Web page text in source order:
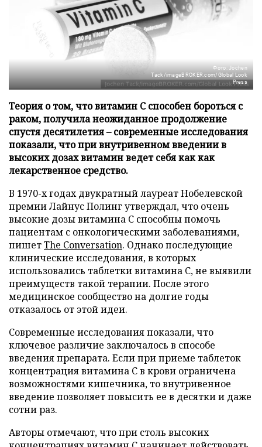
Фото: Jochen
Tack/imageBROKER.com/Global Look
Press
Теория о том, что витамин C способен бороться с
раком, получила неожиданное продолжение
спустя десятилетия – современные исследования
показали, что при внутривенном введении в
высоких дозах витамин ведет себя как как
лекарственное средство.
В 1970-х годах двукратный лауреат Нобелевской
премии Лайнус Полинг утверждал, что очень
высокие дозы витамина C способны помочь
пациентам с онкологическими заболеваниями,
пишетThe Conversation. Однако последующие
клинические исследования, в которых
использовались таблетки витамина C, не выявили
преимуществ такой терапии. После этого
медицинское сообщество на долгие годы
отказалось от этой идеи.
Современные исследования показали, что
ключевое различие заключалось в способе
введения препарата. Если при приеме таблеток
концентрация витамина C в крови ограничена
возможностями кишечника, то внутривенное
введение позволяет повысить ее в десятки и даже
сотни раз.
Авторы отмечают, что при столь высоких